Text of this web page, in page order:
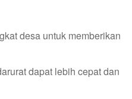
desa untuk memberikan
dapat lebih cepat dan